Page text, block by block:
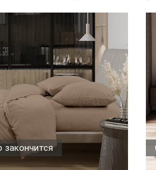
закончится